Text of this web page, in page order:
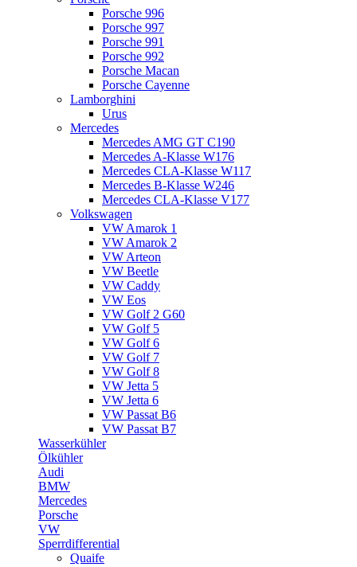
Porsche 996
Porsche 997
Porsche 991
Porsche 992
Porsche Macan
Porsche Cayenne
Lamborghini
Urus
Mercedes
Mercedes AMG GT C190
Mercedes A-Klasse W176
Mercedes CLA-Klasse W117
Mercedes B-Klasse W246
Mercedes CLA-Klasse V177
Volkswagen
VW Amarok 1
VW Amarok 2
VW Arteon
VW Beetle
VW Caddy
VW Eos
VW Golf 2 G60
VW Golf 5
VW Golf 6
VW Golf 7
VW Golf 8
VW Jetta 5
VW Jetta 6
VW Passat B6
VW Passat B7
Wasserkühler
Ölkühler
Audi
BMW
Mercedes
Porsche
VW
Sperrdifferential
Quaife